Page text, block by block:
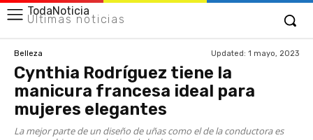
TodaNoticia
Últimas noticias
Belleza Updated: 1 mayo, 2023
Cynthia Rodríguez tiene la
manicura francesa ideal para
mujeres elegantes
La mejor parte de un diseño de uñas como el de la conductora es